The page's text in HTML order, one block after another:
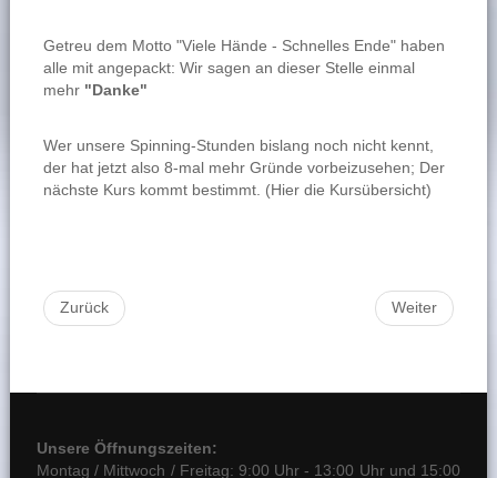
Getreu dem Motto "Viele Hände - Schnelles Ende" haben
alle mit angepackt: Wir sagen an dieser Stelle einmal
mehr "Danke"
Wer unsere Spinning-Stunden bislang noch nicht kennt,
der hat jetzt also 8-mal mehr Gründe vorbeizusehen; Der
nächste Kurs kommt bestimmt. (Hier die Kursübersicht)
Zurück Weiter
Unsere Öffnungszeiten:
Montag / Mittwoch / Freitag: 9:00 Uhr - 13:00 Uhr und 15:00